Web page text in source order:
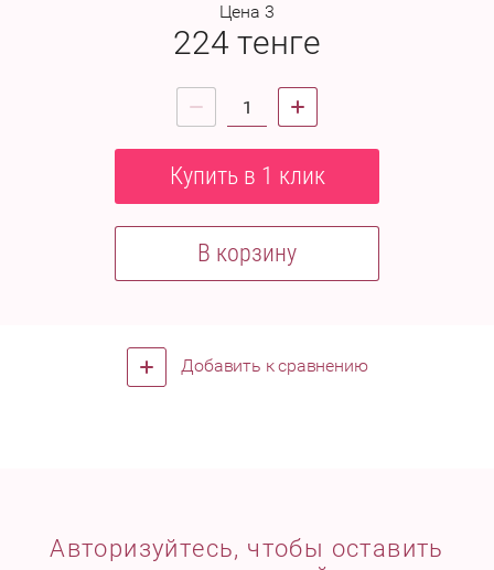
Цена 3
224 тенге
Купить в 1 клик
В корзину
Добавить к сравнению
Авторизуйтесь, чтобы оставить